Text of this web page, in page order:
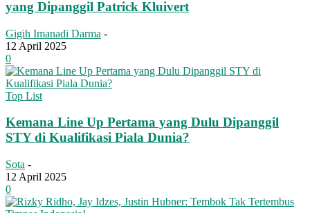
yang Dipanggil Patrick Kluivert
Gigih Imanadi Darma -
12 April 2025
0
Top List
Kemana Line Up Pertama yang Dulu Dipanggil
STY di Kualifikasi Piala Dunia?
Sota -
12 April 2025
0